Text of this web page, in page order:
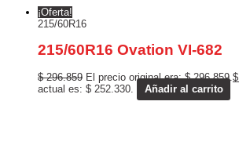
¡Oferta!
215/60R16
215/60R16 Ovation VI-682
$296.859 El precio original era: $ 296.859.$
actual es: $ 252.330.
Añadir al carrito